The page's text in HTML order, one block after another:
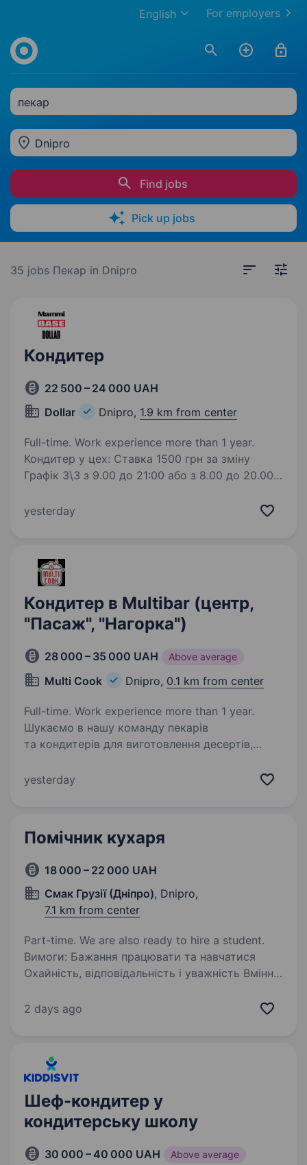
For employers
English
пекар
Dnipro
Find jobs
Pick up jobs
35 jobs Пекар in Dnipro
Кондитер
22 500 – 24 000 UAH
Dollar
Dnipro, 1.9 km from center
Full-time. Work experience more than 1 year.
Кондитер у цех: Ставка 1500 грн за зміну
Графік 3\3 з 9.00 до 21:00 або з 8.00 до 20.00
на місяць без затримок Відправляй резюме
yesterday
Кондитер в Multibar (центр,
"Пасаж", "Нагорка")
28 000 – 35 000 UAH Above average
Multi Cook Dnipro, 0.1 km from center
Full-time. Work experience more than 1 year.
Шукаємо в нашу команду пекарів
та кондитерів для виготовлення десертів,
швидкого харчивання Торти • Сирки в глазурі
yesterday
Помічник кухаря
18 000 – 22 000 UAH
Смак Грузії (Дніпро), Dnipro,
7.1 km from center
Part-time. We are also ready to hire a student.
Вимоги: Бажання працювати та навчатися
Охайність, відповідальність і уважність Вміння
не обов’язковий — всьому навчимо з нуля
2 days ago
Шеф-кондитер у
кондитерську школу
30 000 – 40 000 UAH Above average